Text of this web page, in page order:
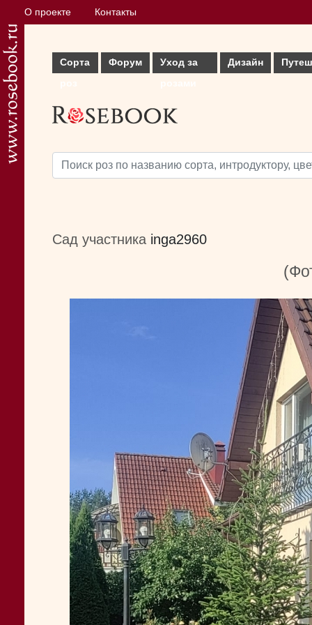
О проекте Контакты
Сорта
Форум
Уход за
Дизайн
Сад участника inga2960